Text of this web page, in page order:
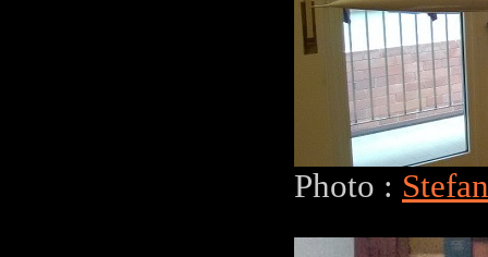
Photo :